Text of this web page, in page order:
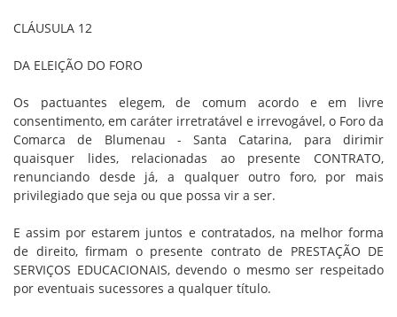
CLÁUSULA 12
DA ELEIÇÃO DO FORO
Os pactuantes elegem, de comum acordo e em livre
consentimento, em caráter irretratável e irrevogável, o Foro da
Comarca de Blumenau - Santa Catarina, para dirimir
quaisquer lides, relacionadas ao presente CONTRATO,
renunciando desde já, a qualquer outro foro, por mais
privilegiado que seja ou que possa vir a ser.
E assim por estarem juntos e contratados, na melhor forma
de direito, firmam o presente contrato de PRESTAÇÃO DE
SERVIÇOS EDUCACIONAIS, devendo o mesmo ser respeitado
por eventuais sucessores a qualquer título.